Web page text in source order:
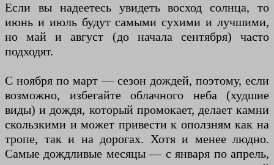
Если вы надеетесь увидеть восход солнца, то
июнь и июль будут самыми сухими и лучшими,
но май и август (до начала сентября) часто
подходят.
С ноября по март — сезон дождей, поэтому, если
возможно, избегайте облачного неба (худшие
виды) и дождя, который промокает, делает камни
скользкими и может привести к оползням как на
тропе, так и на дорогах. Хотя и менее людно.
Самые дождливые месяцы — с января по апрель,